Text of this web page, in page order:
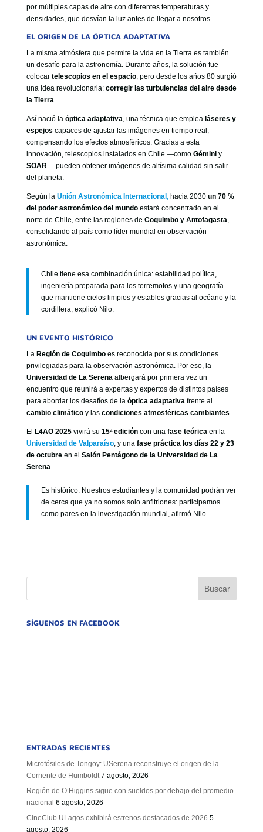
por múltiples capas de aire con diferentes temperaturas y
densidades, que desvían la luz antes de llegar a nosotros.
EL ORIGEN DE LA ÓPTICA ADAPTATIVA
La misma atmósfera que permite la vida en la Tierra es también
un desafío para la astronomía. Durante años, la solución fue
colocar telescopios en el espacio, pero desde los años 80 surgió
una idea revolucionaria: corregir las turbulencias del aire desde
la Tierra.
Así nació la óptica adaptativa, una técnica que emplea láseres y
espejos capaces de ajustar las imágenes en tiempo real,
compensando los efectos atmosféricos. Gracias a esta
innovación, telescopios instalados en Chile —como Géminiy
SOAR— pueden obtener imágenes de altísima calidad sin salir
del planeta.
Según la Unión Astronómica Internacional ,hacia 2030 un 70 %
del poder astronómico del mundoestará concentrado en el
norte de Chile, entre las regiones de Coquimbo y Antofagasta,
consolidando al país como líder mundial en observación
astronómica.
Chile tiene esa combinación única: estabilidad política,
ingeniería preparada para los terremotos y una geografía
que mantiene cielos limpios y estables gracias al océano y la
cordillera, explicó Nilo.
UN EVENTO HISTÓRICO
La Región de Coquimboes reconocida por sus condiciones
privilegiadas para la observación astronómica. Por eso, la
Universidad de La Serenaalbergará por primera vez un
encuentro que reunirá a expertas y expertos de distintos países
para abordar los desafíos de la óptica adaptativafrente al
cambio climáticoy las condiciones atmosféricas cambiantes.
El L4AO 2025vivirá su 15ª edicióncon una fase teóricaen la
Universidad de Valparaíso, y una fase práctica los días 22 y 23
de octubreen el Salón Pentágono de la Universidad de La
Serena.
Es histórico. Nuestros estudiantes y la comunidad podrán ver
de cerca que ya no somos solo anfitriones: participamos
como pares en la investigación mundial, afirmó Nilo.
SÍGUENOS EN FACEBOOK
ENTRADAS RECIENTES
Microfósiles de Tongoy: USerena reconstruye el origen de la
Corriente de Humboldt 7 agosto, 2026
Región de O’Higgins sigue con sueldos por debajo del promedio
nacional 6 agosto, 2026
CineClub ULagos exhibirá estrenos destacados de 2026 5
agosto, 2026